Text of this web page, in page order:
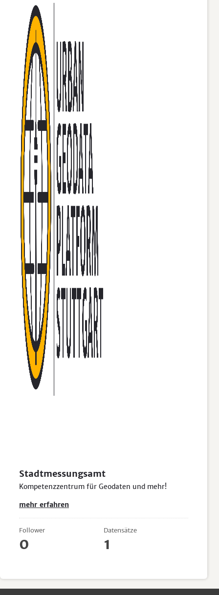
Stadtmessungsamt
Kompetenzzentrum für Geodaten und mehr!
mehr erfahren
Follower
0
Datensätze
1